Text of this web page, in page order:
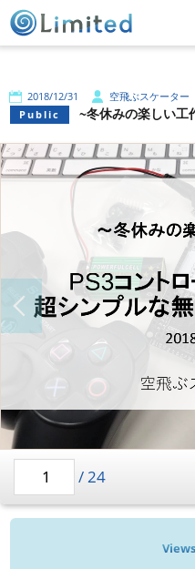
2018/12/31 空飛ぶスケーター
Public
~冬休みの楽しい工作教室～ PS3
/ 24
Views